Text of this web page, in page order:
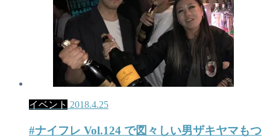
イベント 2018.4.25
#ナイフレ Vol.124 で図々しい男ザキヤマもつ